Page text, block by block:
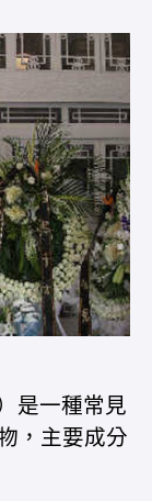
是一種常見
，主要成分